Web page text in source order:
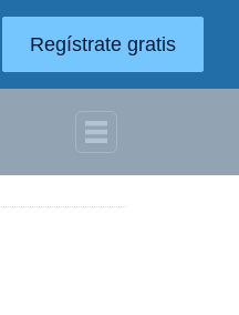
Regístrate gratis